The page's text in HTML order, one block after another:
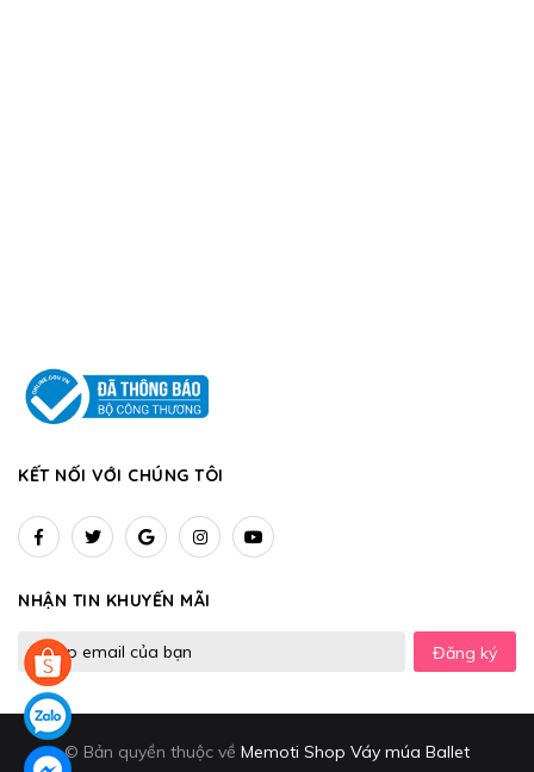
KẾT NỐI VỚI CHÚNG TÔI
NHẬN TIN KHUYẾN MÃI
Đăng ký
© Bản quyền thuộc về Memoti Shop Váy múa Ballet